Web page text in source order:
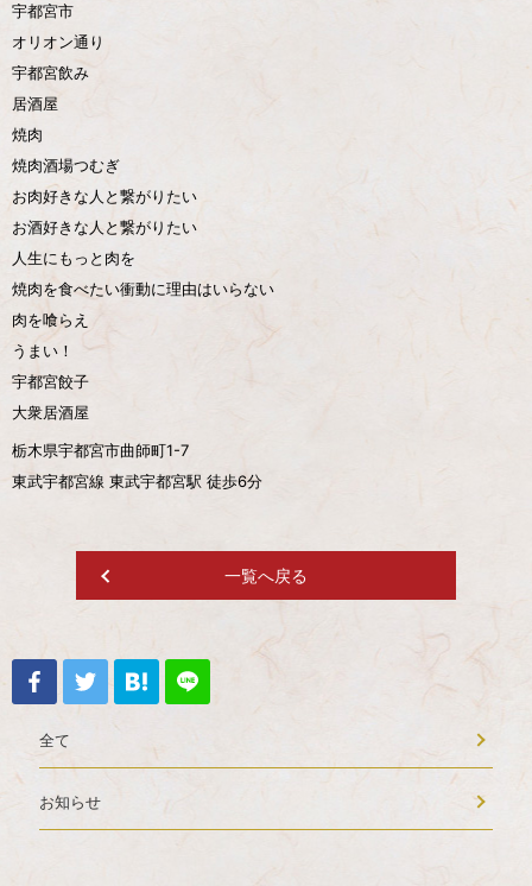
宇都宮市
オリオン通り
宇都宮飲み
居酒屋
焼肉
焼肉酒場つむぎ
お肉好きな人と繋がりたい
お酒好きな人と繋がりたい
人生にもっと肉を
焼肉を食べたい衝動に理由はいらない
肉を喰らえ
うまい！
宇都宮餃子
大衆居酒屋
栃木県宇都宮市曲師町1-7
東武宇都宮線 東武宇都宮駅 徒歩6分
一覧へ戻る
全て
お知らせ